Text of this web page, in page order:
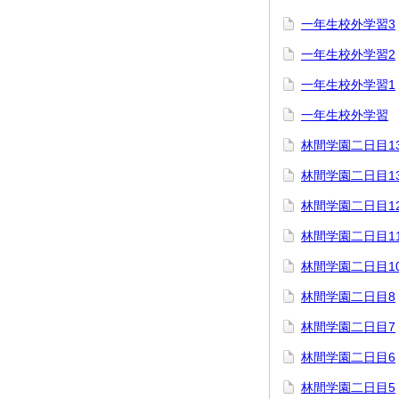
一年生校外学習3
一年生校外学習2
一年生校外学習1
一年生校外学習
林間学園二日目
林間学園二日目
林間学園二日目
林間学園二日目11
林間学園二日目
林間学園二日目8
林間学園二日目7
林間学園二日目6
林間学園二日目5